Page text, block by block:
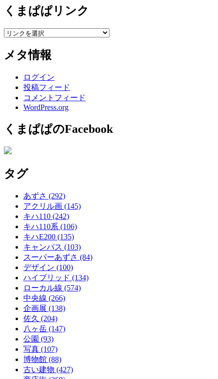
ゴ
リ
ー
くまぱぱリンク
メタ情報
ログイン
投稿フィード
コメントフィード
WordPress.org
くまぱぱのFacebook
タグ
あずさ (292)
アクリル画 (145)
キハ110 (242)
キハ110系 (106)
キハE200 (135)
キャンバス (103)
スーパーあずさ (84)
デザイン (100)
ハイブリッド (134)
ローカル線 (574)
中央線 (266)
企画展 (138)
佐久 (204)
八ヶ岳 (147)
公園 (93)
写真 (107)
博物館 (88)
古い建物 (427)